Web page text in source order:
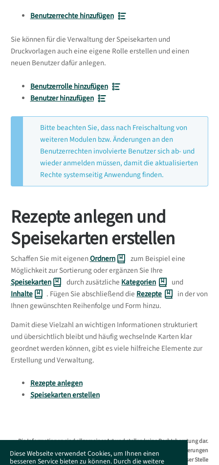
Diese Webseite verwendet Cookies, um Ihnen einen
besseren Service bieten zu können. Durch die weitere
Benutzerrechte hinzufügen
Sie können für die Verwaltung der Speisekarten und
Druckvorlagen auch eine eigene Rolle erstellen und einen
neuen Benutzer dafür anlegen.
Benutzerrolle hinzufügen
Benutzer hinzufügen
Bitte beachten Sie, dass nach Freischaltung von
weiteren Modulen bzw. Änderungen an den
Benutzerrechten involvierte Benutzer sich ab- und
wieder anmelden müssen, damit die aktualisierten
Rechte systemseitig Anwendung finden.
Rezepte anlegen und
Speisekarten erstellen
Schaffen Sie mit eigenenOrdnern
zum Beispiel eine
Möglichkeit zur Sortierung oder ergänzen Sie Ihre
Speisekarten
durch zusätzliche Kategorien
und
Inhalte
. Fügen Sie abschließend die Rezepte
in der von
Ihnen gewünschten Reihenfolge und Form hinzu.
Damit diese Vielzahl an wichtigen Informationen strukturiert
und übersichtlich bleibt und häufig wechselnde Karten klar
geordnet werden können, gibt es viele hilfreiche Elemente zur
Erstellung und Verwaltung.
Rezepte anlegen
Speisekarten erstellen
Die Informationen sind allgemeiner Art und stellen keine Rechtsberatung dar.
Das Supportportal erhebt keinen Anspruch auf Vollständigkeit. Änderungen
bleiben ohne Vorankündigung jederzeit vorbehalten. Es wird an dieser Stelle